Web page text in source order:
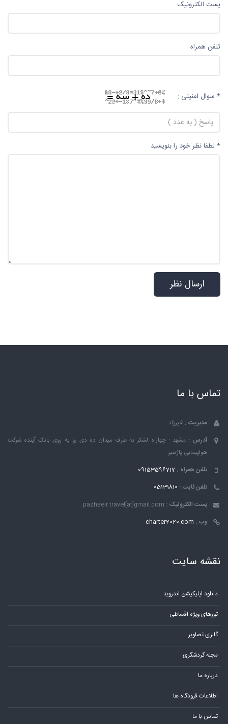
پست الکترونیک
تلفن همراه
* سوال امنیتی :
* لطفا نظر خود را بنویسید
تماس با ما
مدیریت : شیرزاد
آدرس : مشهد - چهاراه لشکر به طرف میدان ده دی رو به روی بانک ٱینده شرکت
هواپیمایی پاژسیر
تلفن همراه : 09153596717
تلفن ثابت : 05131810
پست الکترونیک : pazhseir.travel[at]gmail.com
وب : charter2020.com
نقشه سایت
دانلود اپلیکیشن اندروید
تورهای ویژه اقساطی
گالری تصاویر
مجله گردشگری
درباره ما
اطلاعات فرودگاه ها
تماس با ما